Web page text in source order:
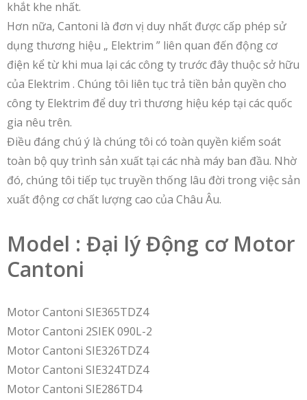
khắt khe nhất.
Hơn nữa, Cantoni là đơn vị duy nhất được cấp phép sử
dụng thương hiệu „ Elektrim ” liên quan đến động cơ
điện kể từ khi mua lại các công ty trước đây thuộc sở hữu
của Elektrim . Chúng tôi liên tục trả tiền bản quyền cho
công ty Elektrim để duy trì thương hiệu kép tại các quốc
gia nêu trên.
Điều đáng chú ý là chúng tôi có toàn quyền kiểm soát
toàn bộ quy trình sản xuất tại các nhà máy ban đầu. Nhờ
đó, chúng tôi tiếp tục truyền thống lâu đời trong việc sản
xuất động cơ chất lượng cao của Châu Âu.
Model : Đại lý Động cơ Motor
Cantoni
Motor Cantoni SIE365TDZ4
Motor Cantoni 2SIEK 090L-2
Motor Cantoni SIE326TDZ4
Motor Cantoni SIE324TDZ4
Motor Cantoni SIE286TD4